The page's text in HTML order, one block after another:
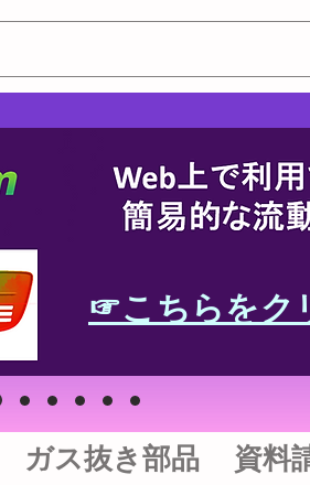
☞こちらをク
ガス抜き部品 資料